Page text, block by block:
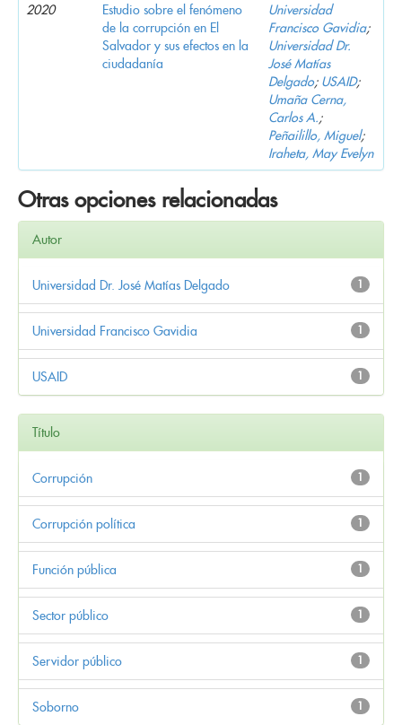
2020
Estudio sobre el fenómeno
de la corrupción en El
Salvador y sus efectos en la
ciudadanía
Universidad
Francisco Gavidia;
Universidad Dr.
José Matías
Delgado; USAID;
Umaña Cerna,
Carlos A.;
Peñailillo, Miguel;
Iraheta, May Evelyn
Otras opciones relacionadas
Autor
1
Universidad Dr. José Matías Delgado
1
Universidad Francisco Gavidia
1
USAID
Título
1
Corrupción
1
Corrupción política
1
Función pública
1
Sector público
1
Servidor público
1
Soborno